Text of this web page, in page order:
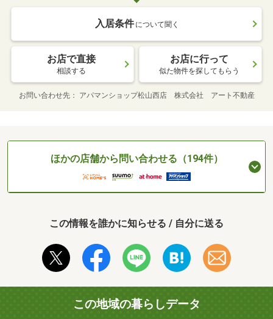
入居条件 について聞く
お店で直接
相談する
お店に行って
似た物件を探してもらう
お問い合わせ先 アパマンショップ松山西店 株式会社 アート不動産
ほかの店舗から問い合わせる（194件）
この情報を誰かに知らせる / 自分に送る
この地域の暮らしデータ